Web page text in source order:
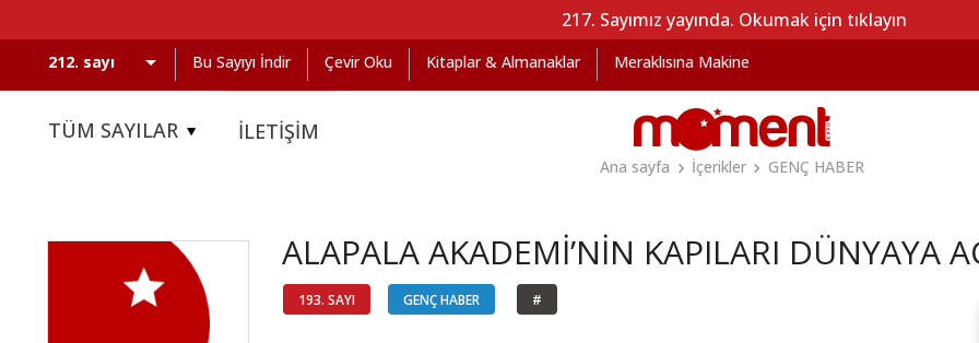
217. Sayımız yayında. Okumak için tıklayın
Bu Sayıyı İndir Çevir Oku Kitaplar & Almanaklar Meraklısına Makine
TÜM SAYILAR İLETİŞİM
Ana sayfa
İçerikler GENÇ HABER
ALAPALA AKADEMİ’NİN KAPILARI DÜNYAYA
193. SAYI GENÇ HABER #